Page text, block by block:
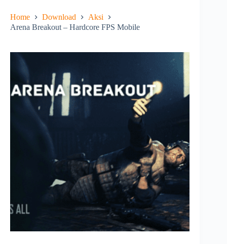
Home Download
Aksi
Arena Breakout – Hardcore FPS Mobile